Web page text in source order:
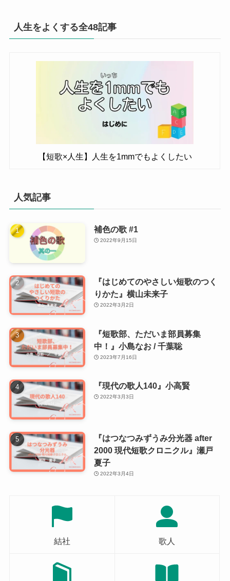
人生をよくする全48記事
【短歌×人生】人生を1mmでもよくしたい
人気記事
補色の歌 #1
2022年9月15日
『はじめてのやさしい短歌のつく
りかた』横山未来子
2022年3月2日
『短歌部、ただいま部員募集
中！』小島なお / 千葉聡
2023年7月16日
『現代の歌人140』小高賢
2022年3月3日
『はつなつみずうみ分光器 after
2000 現代短歌クロニクル』瀬戸
夏子
2022年3月4日
結社 歌人